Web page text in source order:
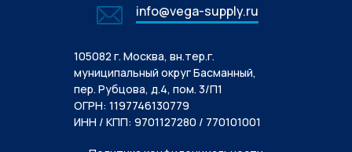
info@vega-supply.ru
105082 г. Москва, вн.тер.г.
муниципальный округ Басманный,
пер. Рубцова, д.4, пом. 3/П1
ОГРН: 1197746130779
ИНН / КПП: 9701127280 / 770101001